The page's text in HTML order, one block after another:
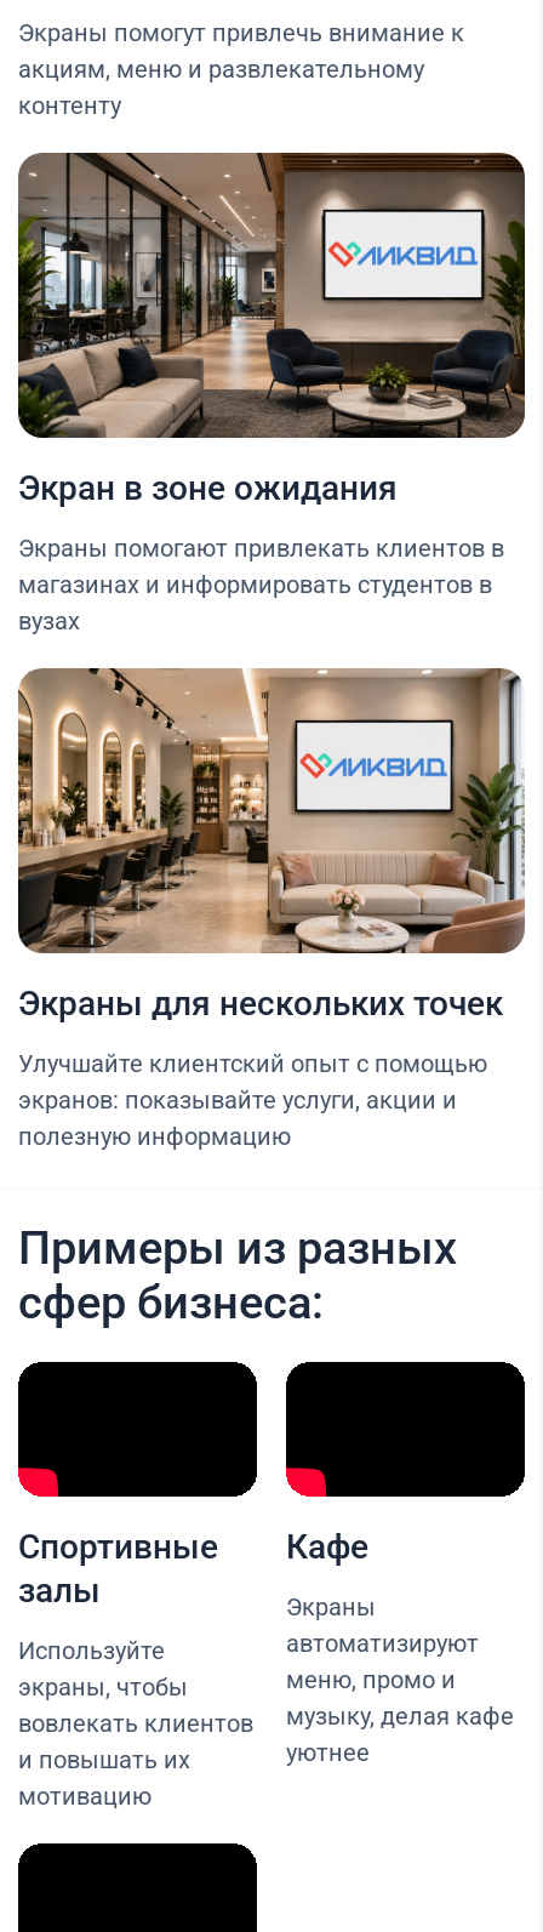
Экраны помогут привлечь внимание к
акциям, меню и развлекательному
контенту
Экран в зоне ожидания
Экраны помогают привлекать клиентов в
магазинах и информировать студентов в
вузах
Экраны для нескольких точек
Улучшайте клиентский опыт с помощью
экранов: показывайте услуги, акции и
полезную информацию
Примеры из разных
сфер бизнеса:
Спортивные
залы
Используйте
экраны, чтобы
вовлекать клиентов
и повышать их
мотивацию
Кафе
Экраны
автоматизируют
меню, промо и
музыку, делая кафе
уютнее